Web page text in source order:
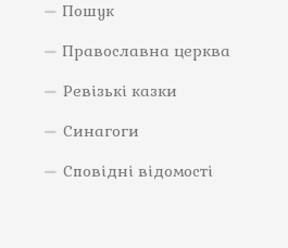
Пошук
Православна церква
Ревізькі казки
Синагоги
Сповідні відомості